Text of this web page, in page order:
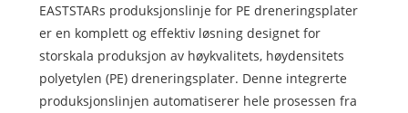
Oversikt
EASTSTARs produksjonslinje for PE dreneringsplater
er en komplett og effektiv løsning designet for
storskala produksjon av høykvalitets, høydensitets
polyetylen (PE) dreneringsplater. Denne integrerte
produksjonslinjen automatiserer hele prosessen fra